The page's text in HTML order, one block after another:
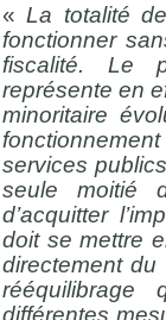
«La totalité
fonctionner
fiscalité. Le
représente en
minoritaire
services
seule moitié
d’acquitter
doit se mettre
directement du
différentes